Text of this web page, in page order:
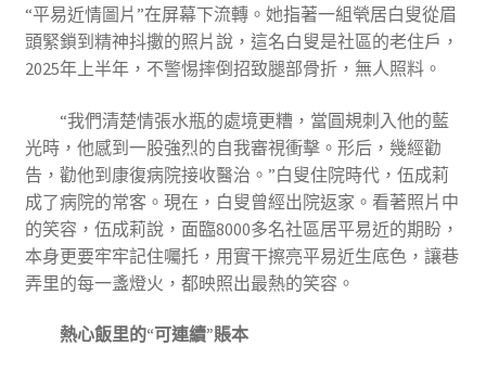
“平易近情圖片”在屏幕下流轉。她指著一組煢居白叟從眉
頭緊鎖到精神抖擻的照片說，這名白叟是社區的老住戶，
2025年上半年，不警惕摔倒招致腿部骨折，無人照料。
“我們清楚情張水瓶的處境更糟，當圓規刺入他的藍
光時，他感到一股強烈的自我審視衝擊。形后，幾經勸
告，勸他到康復病院接收醫治。”白叟住院時代，伍成莉
成了病院的常客。現在，白叟曾經出院返家。看著照片中
的笑容，伍成莉說，面臨8000多名社區居平易近的期盼，
本身更要牢牢記住囑托，用實干擦亮平易近生底色，讓巷
弄里的每一盞燈火，都映照出最熱的笑容。
熱心飯里的“可連續”賬本